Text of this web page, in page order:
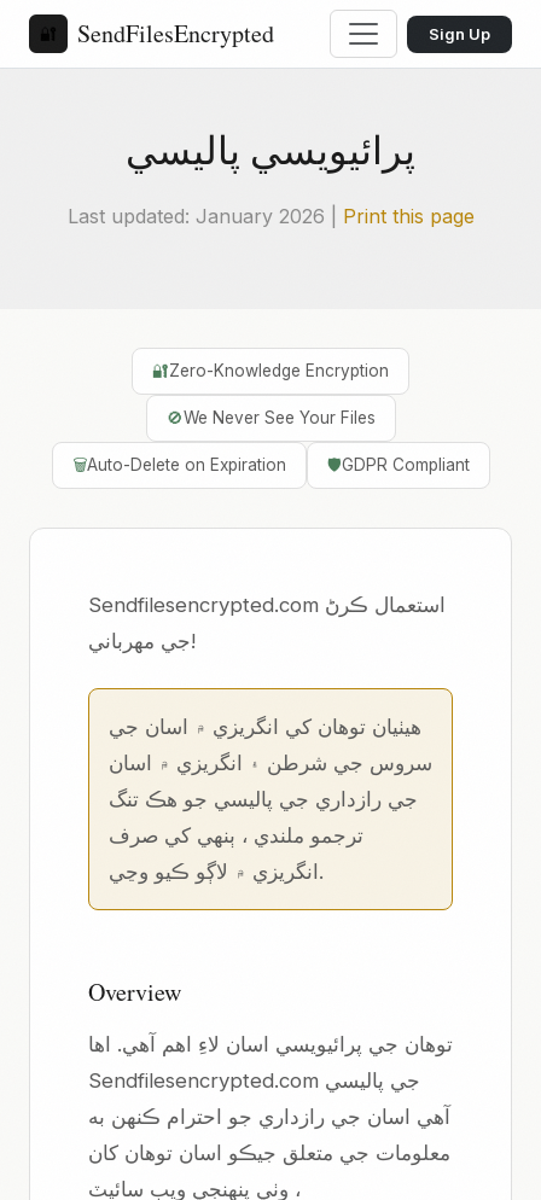
🔐 SendFilesEncrypted Sign Up
پرائيويسي پاليسي
Last updated: January 2026 | Print this page
🔐Zero-Knowledge Encryption
🚫We Never See Your Files
🗑️Auto-Delete on Expiration 🛡️GDPR Compliant
Sendfilesencrypted.com استعمال ڪرڻ
جي مهرباني!
هيٺيان توهان کي انگريزي ۾ اسان جي
سروس جي شرطن ۽ انگريزي ۾
اسان
جي رازداري جي پاليسي جو هڪ تنگ
ترجمو ملندي ، ٻنهي کي صرف
انگريزي ۾ لاڳو ڪيو وڃي.
Overview
توهان جي پرائيويسي اسان لاءِ اهم آهي. اها
Sendfilesencrypted.com جي پاليسي
آهي اسان جي رازداري جو احترام ڪنهن به
معلومات جي متعلق جيڪو اسان توهان کان
وٺي پنهنجي ويب سائيٽ ،